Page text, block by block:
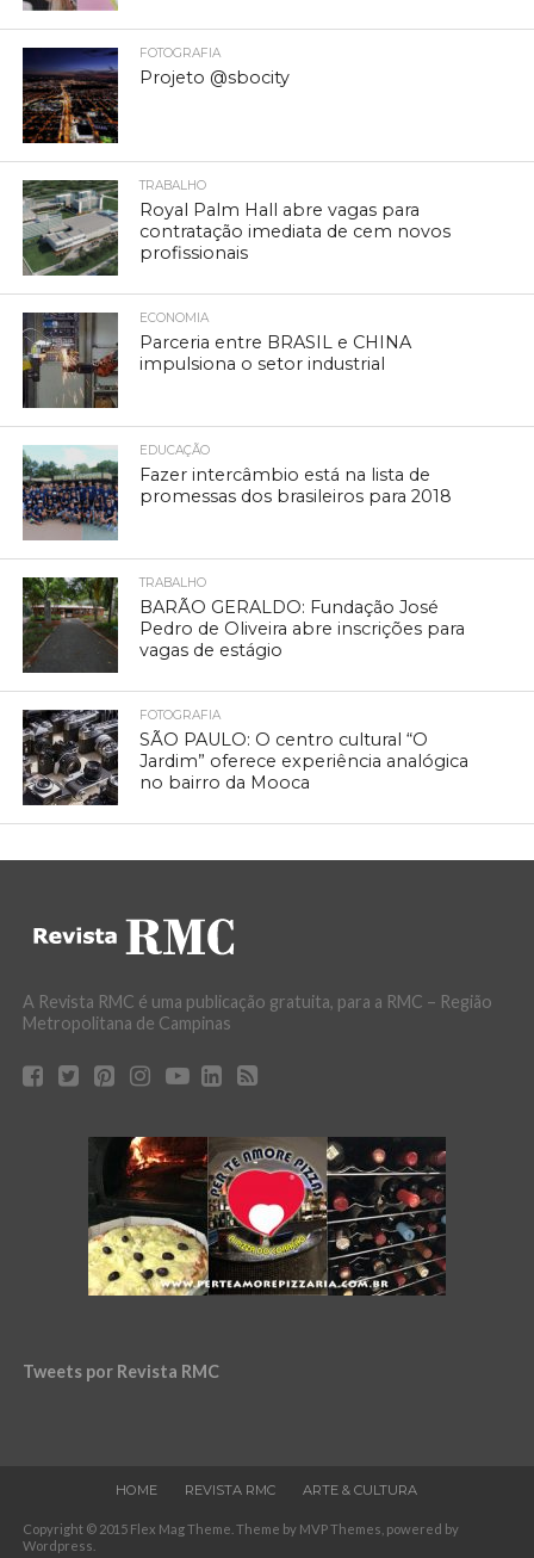
FOTOGRAFIA
Projeto @sbocity
TRABALHO
Royal Palm Hall abre vagas para
contratação imediata de cem novos
profissionais
ECONOMIA
Parceria entre BRASIL e CHINA
impulsiona o setor industrial
EDUCAÇÃO
Fazer intercâmbio está na lista de
promessas dos brasileiros para 2018
TRABALHO
BARÃO GERALDO: Fundação José
Pedro de Oliveira abre inscrições para
vagas de estágio
FOTOGRAFIA
SÃO PAULO: O centro cultural “O
Jardim” oferece experiência analógica
no bairro da Mooca
A Revista RMC é uma publicação gratuita, para a RMC – Região
Metropolitana de Campinas
Tweets por Revista RMC
HOME REVISTA RMC ARTE & CULTURA
Copyright © 2015 Flex Mag Theme. Theme by MVP Themes, powered by
Wordpress.